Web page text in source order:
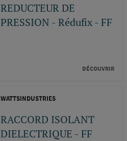
REDUCTEUR DE
PRESSION - Rédufix - FF
DÉCOUVRIR
WATTSINDUSTRIES
RACCORD ISOLANT
DIELECTRIQUE - FF